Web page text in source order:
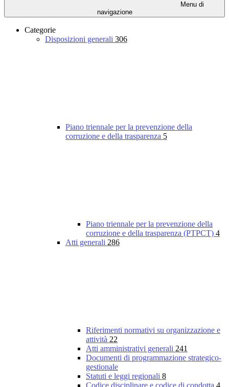
Menu di
navigazione
Categorie
Disposizioni generali 306
Piano triennale per la prevenzione della
corruzione e della trasparenza 5
Piano triennale per la prevenzione della
corruzione e della trasparenza (PTPCT) 4
Atti generali 286
Riferimenti normativi su organizzazione e
attività 22
Atti amministrativi generali 241
Documenti di programmazione strategico-
gestionale
Statuti e leggi regionali 8